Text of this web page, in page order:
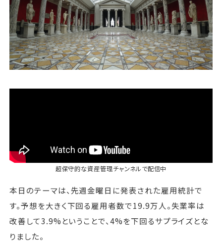
運営会社
ファミリーオフィスとは
関連書籍
メールマガジン登録
よくある質問
超保守的な資産管理チャンネルで配信中
本日のテーマは、先週金曜日に発表された雇用統計で
す。予想を大きく下回る雇用者数で19.9万人。失業率は
改善して3.9%ということで、4%を下回るサプライズとな
りました。